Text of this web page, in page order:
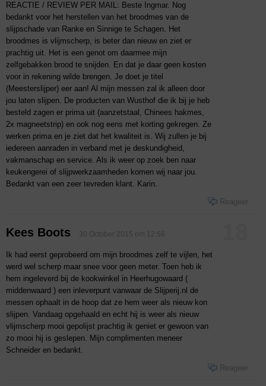
REACTIE / REVIEW PER MAIL: Beste Ingmar. Nog
bedankt voor het herstellen van het broodmes van de
slijpschade van Ranke en Sinnige te Schagen. Het
broodmes is vlijmscherp, is beter dan nieuw en ziet er
prachtig uit. Het is een genot om daarmee mijn
zelfgebakken brood te snijden. En dat je daar geen kosten
voor in rekening wilde brengen. Je doet je titel
(Meesterslijper) eer aan! Al mijn messen zal ik alleen door
jou laten slijpen. De producten van Wusthof die ik bij je heb
besteld zagen er prima uit (aanzetstaal, Chinees hakmes,
2x magneetstrip) en ook nog eens met korting gekregen. Ze
werken prima en je ziet dat het kwaliteit is. Wij zullen je bij
iedereen aanraden in verband met je deskundigheid,
vakmanschap en service. Als ik weer op zoek ben naar
keukengerei of slijpwerkzaamheden komen wij naar jou.
Bedankt van een zeer tevreden klant. Karin.
Reageer
Kees Boots 30 October 2015 om 12:56
Ik had eerst geprobeerd om mijn broodmes zelf te vijlen, het
werd wel scherp maar snee voor geen meter. Toen heb ik
hem ingeleverd bij de kookwinkel in Heerhugowaard (
middenwaard ) een inleverpunt vanwaar de Slijperij.nl de
messen ophaalt in de hoop dat ze hem weer als nieuw kon
slijpen. Vandaag opgehaald en echt hij is weer als nieuw
vlijmscherp mooi gepolijst prachtig ik geniet er gewoon van
zo mooi hij is geslepen. Mijn complimenten meneer
Schneider en bedankt.
Reageer